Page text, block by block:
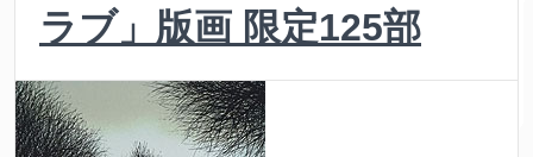
ラブ」版画 限定125部